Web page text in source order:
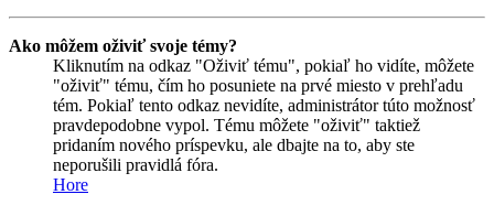
Ako môžem oživiť svoje témy?
Kliknutím na odkaz "Oživiť tému", pokiaľ ho vidíte, môžete
"oživiť" tému, čím ho posuniete na prvé miesto v prehľadu
tém. Pokiaľ tento odkaz nevidíte, administrátor túto možnosť
pravdepodobne vypol. Tému môžete "oživiť" taktiež
pridaním nového príspevku, ale dbajte na to, aby ste
neporušili pravidlá fóra.
Hore